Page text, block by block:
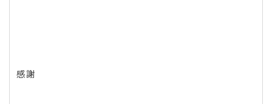
感謝